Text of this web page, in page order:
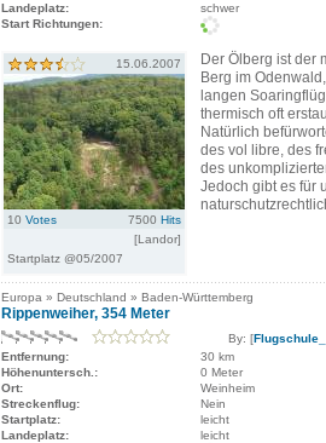
Landeplatz:
schwer
Start Richtungen:
15.06.2007
10 Votes 7500 Hits
[Landor]
Startplatz @05/2007
Der Ölberg ist der
Berg im
langen
thermisch oft
Natürlich
des vol libre, des
des
Jedoch gibt es für
Europa » Deutschland » Baden-Württemberg
Rippenweiher, 354 Meter
By: [
Entfernung:
30 km
Höhenuntersch.:
0 Meter
Ort:
Weinheim
Streckenflug:
Nein
Startplatz:
leicht
Landeplatz:
leicht